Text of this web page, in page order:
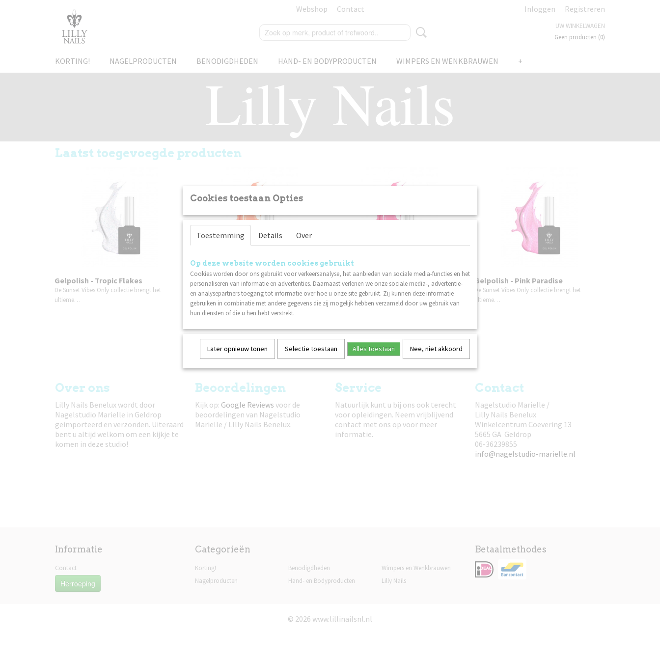
Webshop Contact Inloggen Registreren
UW WINKELWAGEN
Geen producten (0)
KORTING! NAGELPRODUCTEN BENODIGDHEDEN HAND- EN BODYPRODUCTEN WIMPERS EN WENKBRAUWEN +
Lilly Nails
Laatst toegevoegde producten
Gelpolish - Tropic Flakes
De Sunset Vibes Only collectie brengt het
ultieme…
Gelpolish - Bahama Mama
De Sunset Vibes Only collectie brengt het
ultieme…
Gelpolish - Miami Pink
De Sunset Vibes Only collectie brengt het
ultieme…
Gelpolish - Pink Paradise
De Sunset Vibes Only collectie brengt het
ultieme…
Over ons
Lilly Nails Benelux wordt door
Nagelstudio Marielle in Geldrop
geimporteerd en verzonden. Uiteraard
bent u altijd welkom om een kijkje te
komen in deze studio!
Beoordelingen
Kijk op: Google Reviews voor de
beoordelingen van Nagelstudio
Marielle / LIlly Nails Benelux.
Service
Natuurlijk kunt u bij ons ook terecht
voor opleidingen. Neem vrijblijvend
contact met ons op voor meer
informatie.
Contact
Nagelstudio Marielle /
Lilly Nails Benelux
Winkelcentrum Coevering 13
5665 GA Geldrop
06-36239855
info@nagelstudio-marielle.nl
Informatie
Contact
Herroeping
Categorieën
Korting!
Nagelproducten
Benodigdheden
Hand- en Bodyproducten
Wimpers en Wenkbrauwen
Lilly Nails
Betaalmethodes
© 2026 www.lillinailsnl.nl
Cookies toestaan Opties
Toestemming Details Over
Op deze website worden cookies gebruikt
Cookies worden door ons gebruikt voor verkeersanalyse, het aanbieden van sociale media-functies en het
personaliseren van informatie en advertenties. Daarnaast verlenen we onze sociale media-, advertentie-
en analysepartners toegang tot informatie over hoe u onze site gebruikt. Zij kunnen deze informatie
gebruiken in combinatie met andere gegevens die zij mogelijk hebben verzameld door uw gebruik van
hun diensten of die u hen hebt verstrekt.
Later opnieuw tonen Selectie toestaan Alles toestaan Nee, niet akkoord